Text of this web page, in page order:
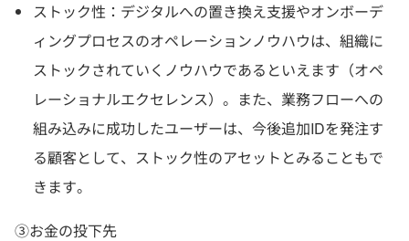
ストック性：デジタルへの置き換え支援やオンボーデ
ィングプロセスのオペレーションノウハウは、組織に
ストックされていくノウハウであるといえます（オペ
レーショナルエクセレンス）。また、業務フローへの
組み込みに成功したユーザーは、今後追加IDを発注す
る顧客として、ストック性のアセットとみることもで
きます。
③お金の投下先